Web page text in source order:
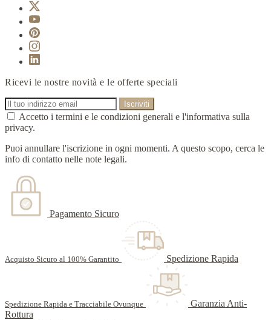
Ricevi le nostre novità e le offerte speciali
Accetto i termini e le condizioni generali e l'informativa sulla
privacy.
Puoi annullare l'iscrizione in ogni momenti. A questo scopo, cerca le
info di contatto nelle note legali.
Pagamento Sicuro
Acquisto Sicuro al 100% Garantito Spedizione Rapida
Spedizione Rapida e Tracciabile Ovunque
Garanzia Anti-
Rottura